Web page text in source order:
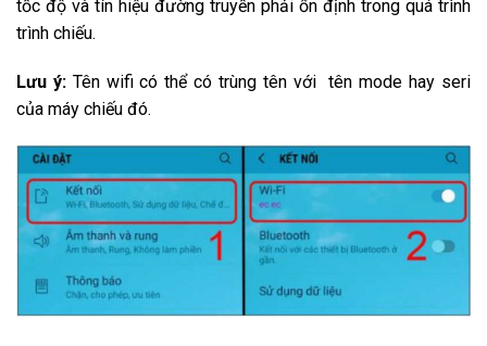
tốc độ và tín hiệu đường truyền phải ổn định trong quá trình
trình chiếu.
Lưu ý:Tên wifi có thể có trùng tên với tên mode hay seri
của máy chiếu đó.